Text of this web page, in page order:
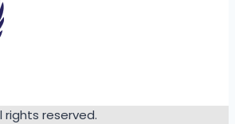
rights reserved.